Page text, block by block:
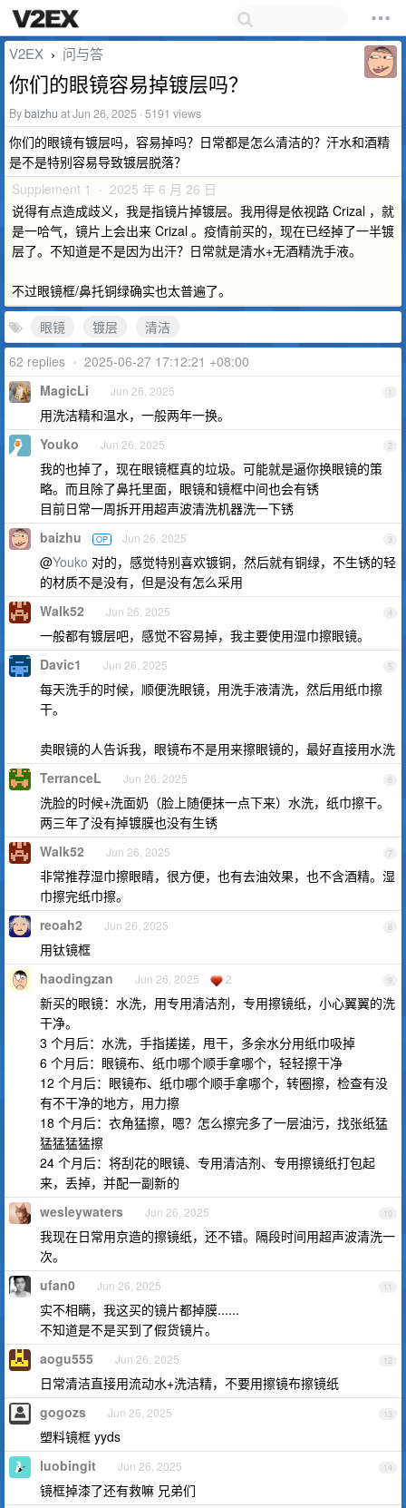
V2EX › 问与答
你们的眼镜容易掉镀层吗？
Bybaizhu at Jun 26, 2025 · 5191 views
你们的眼镜有镀层吗，容易掉吗？日常都是怎么清洁的？汗水和酒精
是不是特别容易导致镀层脱落？
Supplement 1 · 2025 年 6 月 26 日
说得有点造成歧义，我是指镜片掉镀层。我用得是依视路 Crizal ，就
是一哈气，镜片上会出来 Crizal 。疫情前买的，现在已经掉了一半镀
层了。不知道是不是因为出汗？日常就是清水+无酒精洗手液。
不过眼镜框/鼻托铜绿确实也太普遍了。
眼镜
镀层
清洁
62 replies • 2025-06-27 17:12:21 +08:00
1
MagicLi Jun 26, 2025
用洗洁精和温水，一般两年一换。
2
Youko Jun 26, 2025
我的也掉了，现在眼镜框真的垃圾。可能就是逼你换眼镜的策
略。而且除了鼻托里面，眼镜和镜框中间也会有锈
目前日常一周拆开用超声波清洗机器洗一下锈
3
baizhu OP Jun 26, 2025
@Youko 对的，感觉特别喜欢镀铜，然后就有铜绿，不生锈的轻
的材质不是没有，但是没有怎么采用
4
Walk52 Jun 26, 2025
一般都有镀层吧，感觉不容易掉，我主要使用湿巾擦眼镜。
5
Davic1 Jun 26, 2025
每天洗手的时候，顺便洗眼镜，用洗手液清洗，然后用纸巾擦
干。
卖眼镜的人告诉我，眼镜布不是用来擦眼镜的，最好直接用水洗
6
TerranceL Jun 26, 2025
洗脸的时候+洗面奶（脸上随便抹一点下来）水洗，纸巾擦干。
两三年了没有掉镀膜也没有生锈
7
Walk52 Jun 26, 2025
非常推荐湿巾擦眼睛，很方便，也有去油效果，也不含酒精。湿
巾擦完纸巾擦。
8
reoah2 Jun 26, 2025
用钛镜框
9
haodingzan Jun 26, 2025 2
新买的眼镜：水洗，用专用清洁剂，专用擦镜纸，小心翼翼的洗
干净。
3 个月后：水洗，手指搓搓，甩干，多余水分用纸巾吸掉
6 个月后：眼镜布、纸巾哪个顺手拿哪个，轻轻擦干净
12 个月后：眼镜布、纸巾哪个顺手拿哪个，转圈擦，检查有没
有不干净的地方，用力擦
18 个月后：衣角猛擦，嗯？怎么擦完多了一层油污，找张纸猛
猛猛猛猛擦
24 个月后：将刮花的眼镜、专用清洁剂、专用擦镜纸打包起
来，丢掉，并配一副新的
10
wesleywaters Jun 26, 2025
我现在日常用京造的擦镜纸，还不错。隔段时间用超声波清洗一
次。
11
ufan0 Jun 26, 2025
实不相瞒，我这买的镜片都掉膜......
不知道是不是买到了假货镜片。
12
aogu555 Jun 26, 2025
日常清洁直接用流动水+洗洁精，不要用擦镜布擦镜纸
13
gogozs Jun 26, 2025
塑料镜框 yyds
14
luobingit Jun 26, 2025
镜框掉漆了还有救嘛 兄弟们